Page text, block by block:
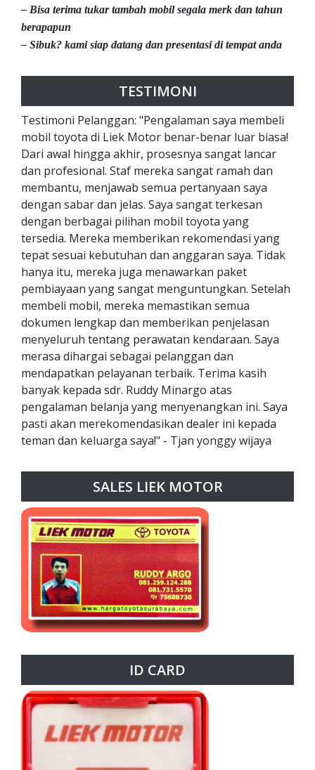
– Bisa terima tukar tambah mobil segala merk dan tahun
berapapun
– Sibuk? kami siap datang dan presentasi di tempat anda
TESTIMONI
Testimoni Pelanggan: "Pengalaman saya membeli
mobil toyota di Liek Motor benar-benar luar biasa!
Dari awal hingga akhir, prosesnya sangat lancar
dan profesional. Staf mereka sangat ramah dan
membantu, menjawab semua pertanyaan saya
dengan sabar dan jelas. Saya sangat terkesan
dengan berbagai pilihan mobil toyota yang
tersedia. Mereka memberikan rekomendasi yang
tepat sesuai kebutuhan dan anggaran saya. Tidak
hanya itu, mereka juga menawarkan paket
pembiayaan yang sangat menguntungkan. Setelah
membeli mobil, mereka memastikan semua
dokumen lengkap dan memberikan penjelasan
menyeluruh tentang perawatan kendaraan. Saya
merasa dihargai sebagai pelanggan dan
mendapatkan pelayanan terbaik. Terima kasih
banyak kepada sdr. Ruddy Minargo atas
pengalaman belanja yang menyenangkan ini. Saya
pasti akan merekomendasikan dealer ini kepada
teman dan keluarga saya!" - Tjan yonggy wijaya
SALES LIEK MOTOR
ID CARD